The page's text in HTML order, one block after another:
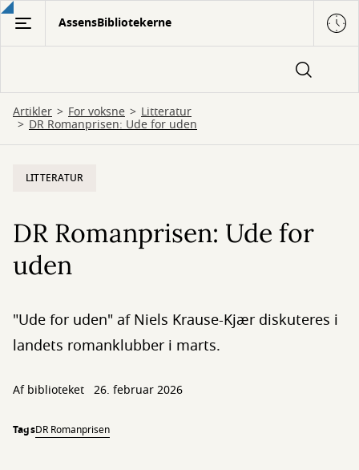
Gå
hovedindhold
AssensBibliotekerne
Artikler For voksne Litteratur
DR Romanprisen: Ude for uden
LITTERATUR
DR Romanprisen: Ude for
uden
"Ude for uden" af Niels Krause-Kjær diskuteres i
landets romanklubber i marts.
Af biblioteket 26. februar 2026
TagsDR Romanprisen